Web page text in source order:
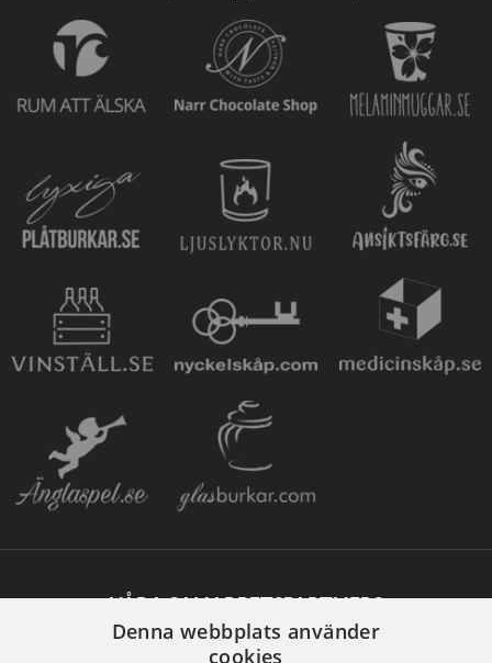
VÅRA SAMARBETSPARTNERS
Denna webbplats använder
cookies